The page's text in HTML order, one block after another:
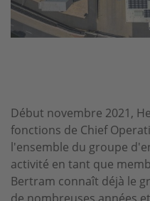
Début novembre 2021,
fonctions de Chief
l'ensemble du groupe
activité en tant que
Bertram connaît déjà le